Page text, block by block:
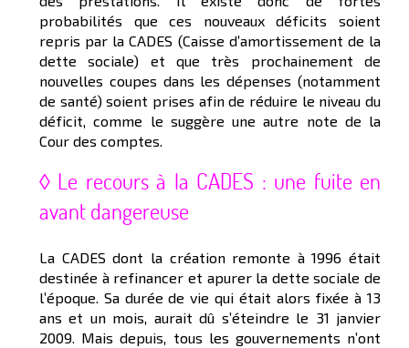
probabilités que ces nouveaux déficits soient
repris par la CADES (Caisse d’amortissement de la
dette sociale) et que très prochainement de
nouvelles coupes dans les dépenses (notamment
de santé) soient prises afin de réduire le niveau du
déficit, comme le suggère une autre note de la
Cour des comptes.
◊ Le recours à la CADES : une fuite en
avant dangereuse
La CADES dont la création remonte à 1996 était
destinée à refinancer et apurer la dette sociale de
l’époque. Sa durée de vie qui était alors fixée à 13
ans et un mois, aurait dû s’éteindre le 31 janvier
2009. Mais depuis, tous les gouvernements n’ont